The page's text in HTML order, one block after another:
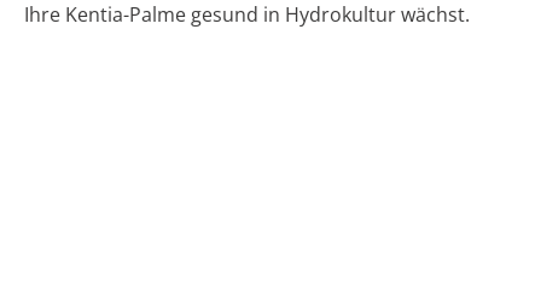
Ihre Kentia-Palme gesund in Hydrokultur wächst.